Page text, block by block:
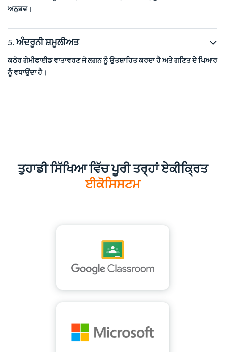
ਅਨੁਭਵ।
ਅੰਦਰੂਨੀ ਸ਼ਮੂਲੀਅਤ
ਕਠੋਰ ਗੇਮੀਫਾਈਡ ਵਾਤਾਵਰਣ ਜੋ ਲਗਨ ਨੂੰ ਉਤਸ਼ਾਹਿਤ ਕਰਦਾ ਹੈ ਅਤੇ ਗਣਿਤ ਦੇ ਪਿਆਰ
ਨੂੰ ਵਧਾਉਂਦਾ ਹੈ।
ਤੁਹਾਡੀ ਸਿੱਖਿਆ ਵਿੱਚ ਪੂਰੀ ਤਰ੍ਹਾਂ ਏਕੀਕ੍ਰਿਤ
ਈਕੋਸਿਸਟਮ